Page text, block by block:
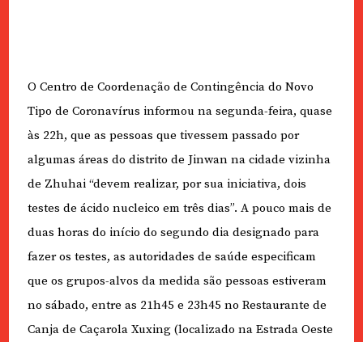
O Centro de Coordenação de Contingência do Novo
Tipo de Coronavírus informou na segunda-feira, quase
às 22h, que as pessoas que tivessem passado por
algumas áreas do distrito de Jinwan na cidade vizinha
de Zhuhai “devem realizar, por sua iniciativa, dois
testes de ácido nucleico em três dias”. A pouco mais de
duas horas do início do segundo dia designado para
fazer os testes, as autoridades de saúde especificam
que os grupos-alvos da medida são pessoas estiveram
no sábado, entre as 21h45 e 23h45 no Restaurante de
Canja de Caçarola Xuxing (localizado na Estrada Oeste